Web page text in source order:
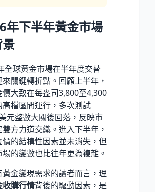
年下半年黃金市場
全球黃金市場在半年度交替
來關鍵轉折點。回顧上半年，
價大致在每盎司3,800至4,300
高檔區間運行，多次測試
元整數大關後回落，反映市
方力道交織。進入下半年，
價的結構性因素並未消失，但
的變數也比往年更為複雜。
黃金變現需求的讀者而言，理
收購行情背後的驅動因素，是